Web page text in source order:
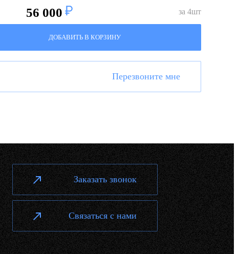
56 000 за 4шт
ДОБАВИТЬ В КОРЗИНУ
Перезвоните мне
Заказать звонок
Связаться с нами